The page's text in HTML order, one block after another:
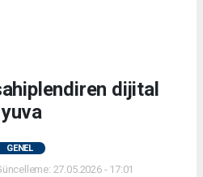
dijital
yuva
GENEL
27.05.2026 - 17:01